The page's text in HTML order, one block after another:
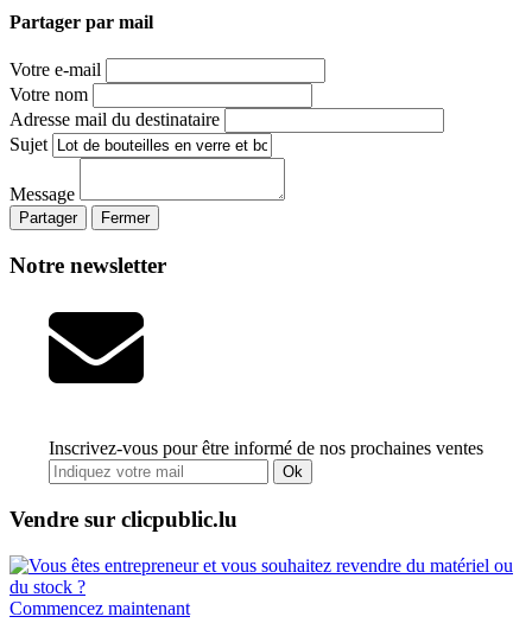
Partager par mail
Votre e-mail
Votre nom
Adresse mail du destinataire
Sujet
Message
Partager Fermer
Notre newsletter
Inscrivez-vous pour être informé de nos prochaines ventes
Ok
Vendre sur clicpublic.lu
Commencez maintenant